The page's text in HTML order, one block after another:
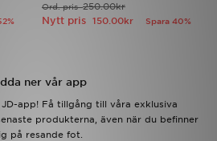
Ord. pris250.00kr
Nytt pris 150.00kr Spara 40%
ner vår app
app! Få tillgång till våra exklusiva
produkterna, även när du befinner
på resande fot.